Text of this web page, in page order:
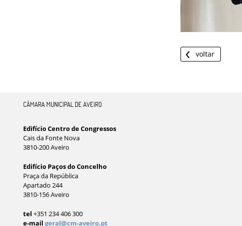
voltar
CÂMARA MUNICIPAL DE AVEIRO
Edifício Centro de Congressos
Cais da Fonte Nova
3810-200 Aveiro
Edifício Paços do Concelho
Praça da República
Apartado 244
3810-156 Aveiro
tel +351 234 406 300
e-mail geral@cm-aveiro.pt